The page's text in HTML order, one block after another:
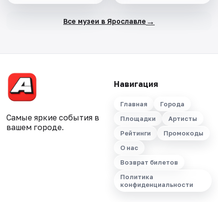
Все музеи в Ярославле →
Самые яркие события в
вашем городе.
Навигация
Главная
Города
Площадки
Артисты
Рейтинги
Промокоды
О нас
Возврат билетов
Политика
конфиденциальности